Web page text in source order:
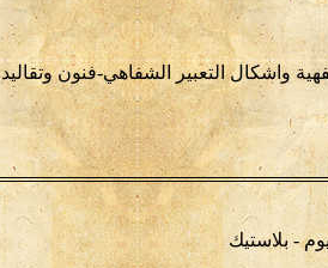
واشكال التعبير الشفاهي-فنون وتقاليد
- بلاستيك